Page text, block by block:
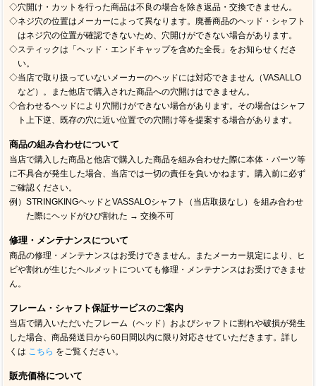
◇穴開け・カットを行った商品は不良の場合を除き返品・交換できません。
◇ネジ穴の位置はメーカーによって異なります。廃番商品のヘッド・シャフト
はネジ穴の位置が確認できないため、穴開けができない場合があります。
◇スティックは「ヘッド・エンドキャップを含めた全長」をお知らせくださ
い。
◇当店で取り扱っていないメーカーのヘッドには対応できません（VASALLO
など）。また他店で購入された商品への穴開けはできません。
◇合わせるヘッドにより穴開けができない場合があります。その場合はシャフ
ト上下逆、既存の穴に近い位置での穴開け等を提案する場合があります。
商品の組み合わせについて
当店で購入した商品と他店で購入した商品を組み合わせた際に本体・パーツ等
に不具合が発生した場合、当店では一切の責任を負いかねます。購入前に必ず
ご確認ください。
例）STRINGKINGヘッドとVASSALOシャフト（当店取扱なし）を組み合わせ
た際にヘッドがひび割れた → 交換不可
修理・メンテナンスについて
商品の修理・メンテナンスはお受けできません。またメーカー規定により、ヒ
ビや割れが生じたヘルメットについても修理・メンテナンスはお受けできませ
ん。
フレーム・シャフト保証サービスのご案内
当店で購入いただいたフレーム（ヘッド）およびシャフトに割れや破損が発生
した場合、商品発送日から60日間以内に限り対応させていただきます。詳し
くは こちら をご覧ください。
販売価格について